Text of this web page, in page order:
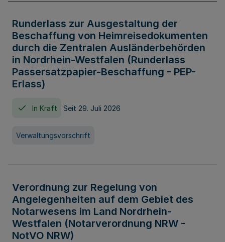
Runderlass zur Ausgestaltung der
Beschaffung von Heimreisedokumenten
durch die Zentralen Ausländerbehörden
in Nordrhein-Westfalen (Runderlass
Passersatzpapier-Beschaffung - PEP-
Erlass)
In Kraft Seit 29. Juli 2026
Verwaltungsvorschrift
Verordnung zur Regelung von
Angelegenheiten auf dem Gebiet des
Notarwesens im Land Nordrhein-
Westfalen (Notarverordnung NRW -
NotVO NRW)